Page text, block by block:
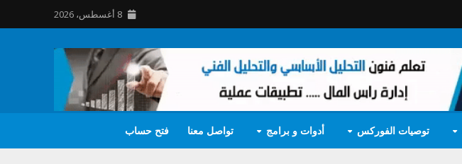
8 أغسطس، 2026
توصيات الفوركس أدوات و برامج تواصل معنا فتح حساب